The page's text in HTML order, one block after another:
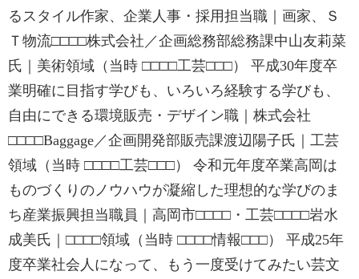
るスタイル作家、企業人事・採用担当職｜画家、Ｓ
Ｔ物流□□□□株式会社／企画総務部総務課中山友莉菜
氏｜美術領域（当時 □□□□工芸□□□） 平成30年度卒
業明確に目指す学びも、いろいろ経験する学びも、
自由にできる環境販売・デザイン職｜株式会社
□□□□Baggage／企画開発部販売課渡辺陽子氏｜工芸
領域（当時 □□□□工芸□□□） 令和元年度卒業高岡は
ものづくりのノウハウが凝縮した理想的な学びのま
ち産業振興担当職員｜高岡市□□□□・工芸□□□□岩水
成美氏｜□□□□領域（当時 □□□□情報□□□） 平成25年
度卒業社会人になって、もう一度受けてみたい芸文